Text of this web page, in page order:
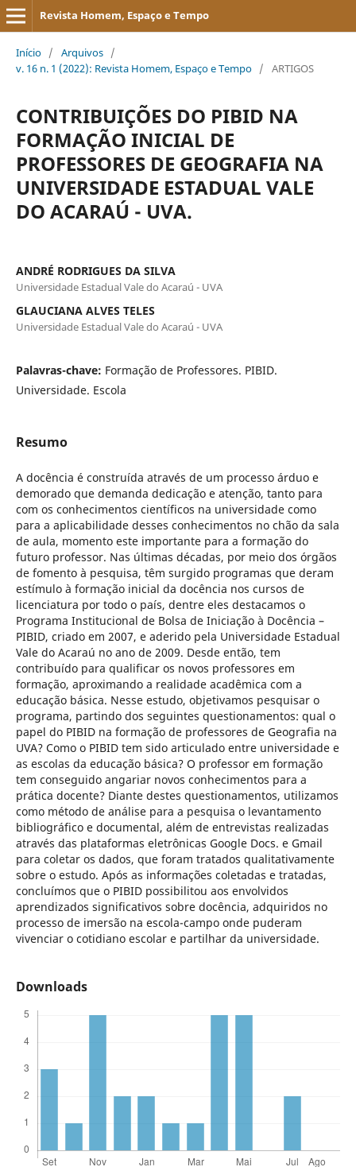
Revista Homem, Espaço e Tempo
Início / Arquivos /
v. 16 n. 1 (2022): Revista Homem, Espaço e Tempo / ARTIGOS
CONTRIBUIÇÕES DO PIBID NA
FORMAÇÃO INICIAL DE
PROFESSORES DE GEOGRAFIA NA
UNIVERSIDADE ESTADUAL VALE
DO ACARAÚ - UVA.
ANDRÉ RODRIGUES DA SILVA
Universidade Estadual Vale do Acaraú - UVA
GLAUCIANA ALVES TELES
Universidade Estadual Vale do Acaraú - UVA
Palavras-chave: Formação de Professores. PIBID.
Universidade. Escola
Resumo
A docência é construída através de um processo árduo e
demorado que demanda dedicação e atenção, tanto para
com os conhecimentos científicos na universidade como
para a aplicabilidade desses conhecimentos no chão da sala
de aula, momento este importante para a formação do
futuro professor. Nas últimas décadas, por meio dos órgãos
de fomento à pesquisa, têm surgido programas que deram
estímulo à formação inicial da docência nos cursos de
licenciatura por todo o país, dentre eles destacamos o
Programa Institucional de Bolsa de Iniciação à Docência –
PIBID, criado em 2007, e aderido pela Universidade Estadual
Vale do Acaraú no ano de 2009. Desde então, tem
contribuído para qualificar os novos professores em
formação, aproximando a realidade acadêmica com a
educação básica. Nesse estudo, objetivamos pesquisar o
programa, partindo dos seguintes questionamentos: qual o
papel do PIBID na formação de professores de Geografia na
UVA? Como o PIBID tem sido articulado entre universidade e
as escolas da educação básica? O professor em formação
tem conseguido angariar novos conhecimentos para a
prática docente? Diante destes questionamentos, utilizamos
como método de análise para a pesquisa o levantamento
bibliográfico e documental, além de entrevistas realizadas
através das plataformas eletrônicas Google Docs. e Gmail
para coletar os dados, que foram tratados qualitativamente
sobre o estudo. Após as informações coletadas e tratadas,
concluímos que o PIBID possibilitou aos envolvidos
aprendizados significativos sobre docência, adquiridos no
processo de imersão na escola-campo onde puderam
vivenciar o cotidiano escolar e partilhar da universidade.
Downloads